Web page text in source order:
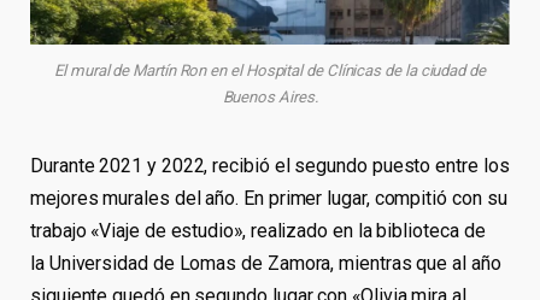
El mural de Martín Ron en el Hospital de Clínicas de la ciudad de
Buenos Aires.
Durante 2021 y 2022, recibió el segundo puesto entre los
mejores murales del año. En primer lugar, compitió con su
trabajo «Viaje de estudio», realizado en la biblioteca de
la Universidad de Lomas de Zamora, mientras que al año